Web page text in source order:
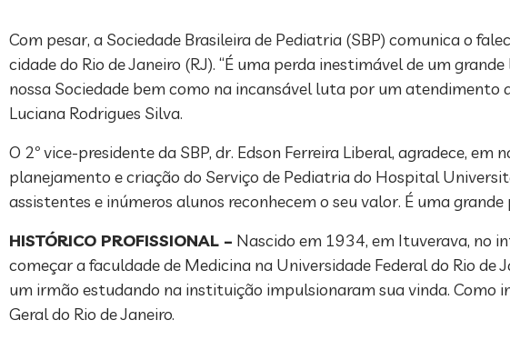
Com pesar, a Sociedade Brasileira de Pediatria (SBP) comunica o
cidade do Rio de Janeiro (RJ). “É uma perda inestimável de um
nossa Sociedade bem como na incansável luta por um atendimento
Luciana Rodrigues Silva.
O 2º vice-presidente da SBP, dr. Edson Ferreira Liberal, agradece,
planejamento e criação do Serviço de Pediatria do Hospital
assistentes e inúmeros alunos reconhecem o seu valor. É uma
HISTÓRICO PROFISSIONAL – Nascido em 1934, em Ituverava, no
começar a faculdade de Medicina na Universidade Federal do Rio
um irmão estudando na instituição impulsionaram sua vinda.
Geral do Rio de Janeiro.